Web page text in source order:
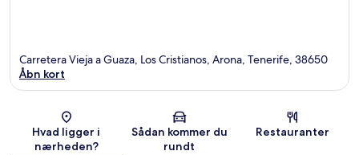
Kort
Carretera Vieja a Guaza, Los Cristianos, Arona, Tenerife, 38650
Åbn kort
Hvad ligger i
nærheden?
Sådan kommer du
rundt
Restauranter